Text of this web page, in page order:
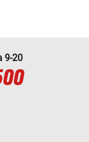
9-20